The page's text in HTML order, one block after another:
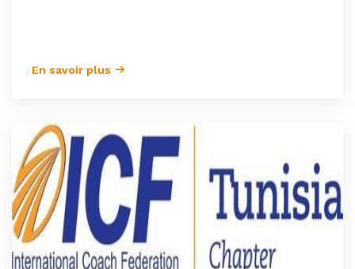
En savoir plus